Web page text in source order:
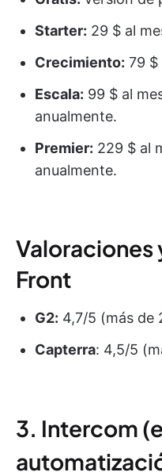
Starter: 29 $ al
Crecimiento: 79 $
Escala: 99 $ al
anualmente.
Premier: 229 $ al
anualmente.
Valoraciones
Front
G2: 4,7/5 (más de
Capterra: 4,5/5
3. Intercom